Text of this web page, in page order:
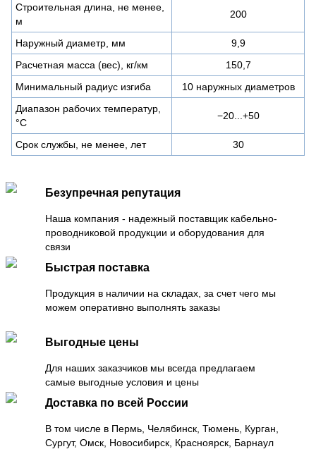
Строительная длина, не менее,
м
200
Наружный диаметр, мм
9,9
Расчетная масса (вес), кг/км
150,7
Минимальный радиус изгиба
10 наружных диаметров
Диапазон рабочих температур,
°C
−20...+50
Срок службы, не менее, лет 30
Безупречная репутация
Наша компания - надежный поставщик кабельно-
проводниковой продукции и оборудования для
связи
Быстрая поставка
Продукция в наличии на складах, за счет чего мы
можем оперативно выполнять заказы
Выгодные цены
Для наших заказчиков мы всегда предлагаем
самые выгодные условия и цены
Доставка по всей России
В том числе в Пермь, Челябинск, Тюмень, Курган,
Сургут, Омск, Новосибирск, Красноярск, Барнаул